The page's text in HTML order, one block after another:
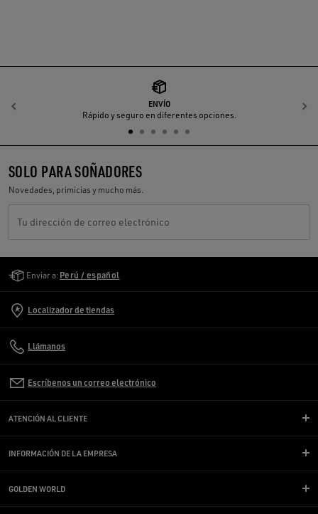
ENVÍO
Rápido y seguro en diferentes opciones.
Anterior
SOLO PARA SOÑADORES
Novedades, primicias y mucho más.
Tu dirección de correo electrónico
Enviar a: Perú / español
Localizador de tiendas
Llámanos
Escríbenos un correo electrónico
ATENCIÓN AL CLIENTE
INFORMACIÓN DE LA EMPRESA
GOLDEN WORLD